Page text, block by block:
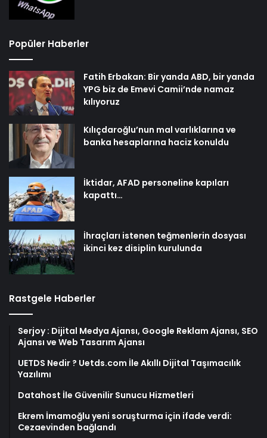
Popüler Haberler
Fatih Erbakan: Bir yanda ABD, bir yanda
YPG biz de Emevi Camii’nde namaz
kılıyoruz
Kılıçdaroğlu’nun mal varlıklarına ve
banka hesaplarına haciz konuldu
İktidar, AFAD personeline kapıları
kapattı…
İhraçları istenen teğmenlerin dosyası
ikinci kez disiplin kurulunda
Rastgele Haberler
Serjoy : Dijital Medya Ajansı, Google Reklam Ajansı, SEO
Ajansı ve Web Tasarım Ajansı
UETDS Nedir ? Uetds.com İle Akıllı Dijital Taşımacılık
Yazılımı
Datahost İle Güvenilir Sunucu Hizmetleri
Ekrem İmamoğlu yeni soruşturma için ifade verdi:
Cezaevinden bağlandı